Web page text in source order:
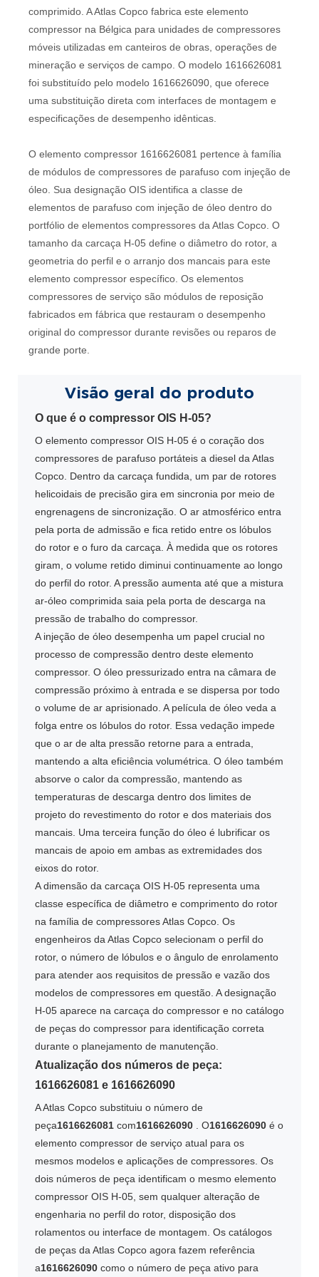
comprimido. A Atlas Copco fabrica este elemento
compressor na Bélgica para unidades de compressores
móveis utilizadas em canteiros de obras, operações de
mineração e serviços de campo. O modelo 1616626081
foi substituído pelo modelo 1616626090, que oferece
uma substituição direta com interfaces de montagem e
especificações de desempenho idênticas.
O elemento compressor 1616626081 pertence à família
de módulos de compressores de parafuso com injeção de
óleo. Sua designação OIS identifica a classe de
elementos de parafuso com injeção de óleo dentro do
portfólio de elementos compressores da Atlas Copco. O
tamanho da carcaça H-05 define o diâmetro do rotor, a
geometria do perfil e o arranjo dos mancais para este
elemento compressor específico. Os elementos
compressores de serviço são módulos de reposição
fabricados em fábrica que restauram o desempenho
original do compressor durante revisões ou reparos de
grande porte.
Visão geral do produto
O que é o compressor OIS H-05?
O elemento compressor OIS H-05 é o coração dos
compressores de parafuso portáteis a diesel da Atlas
Copco. Dentro da carcaça fundida, um par de rotores
helicoidais de precisão gira em sincronia por meio de
engrenagens de sincronização. O ar atmosférico entra
pela porta de admissão e fica retido entre os lóbulos
do rotor e o furo da carcaça. À medida que os rotores
giram, o volume retido diminui continuamente ao longo
do perfil do rotor. A pressão aumenta até que a mistura
ar-óleo comprimida saia pela porta de descarga na
pressão de trabalho do compressor.
A injeção de óleo desempenha um papel crucial no
processo de compressão dentro deste elemento
compressor. O óleo pressurizado entra na câmara de
compressão próximo à entrada e se dispersa por todo
o volume de ar aprisionado. A película de óleo veda a
folga entre os lóbulos do rotor. Essa vedação impede
que o ar de alta pressão retorne para a entrada,
mantendo a alta eficiência volumétrica. O óleo também
absorve o calor da compressão, mantendo as
temperaturas de descarga dentro dos limites de
projeto do revestimento do rotor e dos materiais dos
mancais. Uma terceira função do óleo é lubrificar os
mancais de apoio em ambas as extremidades dos
eixos do rotor.
A dimensão da carcaça OIS H-05 representa uma
classe específica de diâmetro e comprimento do rotor
na família de compressores Atlas Copco. Os
engenheiros da Atlas Copco selecionam o perfil do
rotor, o número de lóbulos e o ângulo de enrolamento
para atender aos requisitos de pressão e vazão dos
modelos de compressores em questão. A designação
H-05 aparece na carcaça do compressor e no catálogo
de peças do compressor para identificação correta
durante o planejamento de manutenção.
Atualização dos números de peça:
1616626081 e 1616626090
A Atlas Copco substituiu o número de
peça1616626081com1616626090. O1616626090é o
elemento compressor de serviço atual para os
mesmos modelos e aplicações de compressores. Os
dois números de peça identificam o mesmo elemento
compressor OIS H-05, sem qualquer alteração de
engenharia no perfil do rotor, disposição dos
rolamentos ou interface de montagem. Os catálogos
de peças da Atlas Copco agora fazem referência
a1616626090como o número de peça ativo para